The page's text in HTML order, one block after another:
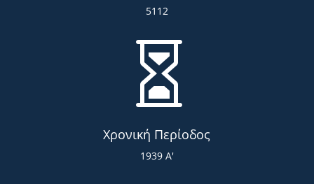
5112

Χρονική Περίοδος
1939 Α'